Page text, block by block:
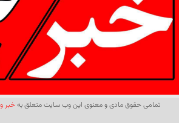
تمامی حقوق مادی و معنوی این وب سایت متعلق بهخبر